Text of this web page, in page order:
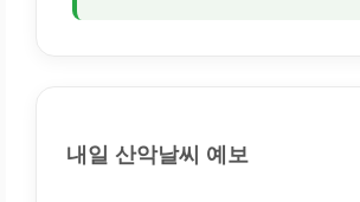
내일 산악날씨 예보